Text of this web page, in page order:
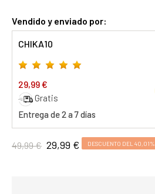
Vendido y enviado por:
CHIKA10
29,99 €
Gratis
Entrega de 2 a 7 días
49,99 € 29,99 € DESCUENTO DEL 40,01%